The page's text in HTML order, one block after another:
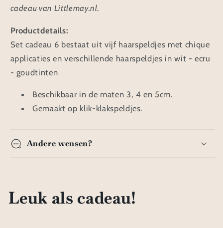
cadeau van Littlemay.nl.
Productdetails:
Set cadeau 6 bestaat uit vijf haarspeldjes met chique
applicaties en verschillende haarspeldjes in wit - ecru
- goudtinten
Beschikbaar in de maten 3, 4 en 5cm.
Gemaakt op klik-klakspeldjes.
Andere wensen?
Leuk als cadeau!